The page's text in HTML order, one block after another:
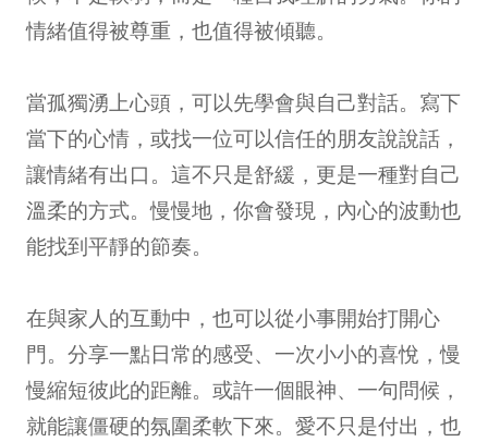
情緒值得被尊重，也值得被傾聽。
當孤獨湧上心頭，可以先學會與自己對話。寫下
當下的心情，或找一位可以信任的朋友說說話，
讓情緒有出口。這不只是舒緩，更是一種對自己
溫柔的方式。慢慢地，你會發現，內心的波動也
能找到平靜的節奏。
在與家人的互動中，也可以從小事開始打開心
門。分享一點日常的感受、一次小小的喜悅，慢
慢縮短彼此的距離。或許一個眼神、一句問候，
就能讓僵硬的氛圍柔軟下來。愛不只是付出，也